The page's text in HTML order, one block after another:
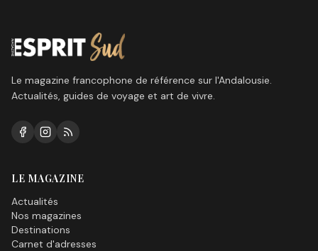
Le magazine francophone de référence sur l'Andalousie.
Actualités, guides de voyage et art de vivre.
LE MAGAZINE
Actualités
Nos magazines
Destinations
Carnet d'adresses